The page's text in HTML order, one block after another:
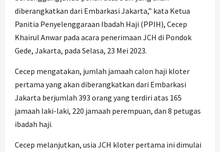
diberangkatkan dari Embarkasi Jakarta,” kata Ketua
Panitia Penyelenggaraan Ibadah Haji (PPIH), Cecep
Khairul Anwar pada acara penerimaan JCH di Pondok
Gede, Jakarta, pada Selasa, 23 Mei 2023.
Cecep mengatakan, jumlah jamaah calon haji kloter
pertama yang akan diberangkatkan dari Embarkasi
Jakarta berjumlah 393 orang yang terdiri atas 165
jamaah laki-laki, 220 jamaah perempuan, dan 8 petugas
ibadah haji.
Cecep melanjutkan, usia JCH kloter pertama ini dimulai